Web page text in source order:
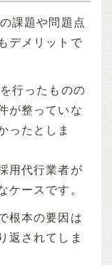
課題や問題点
デメリットで
行ったものの
が整っていな
ったとしま
用代行業者が
ケースです。
根本の要因は
返されてしま